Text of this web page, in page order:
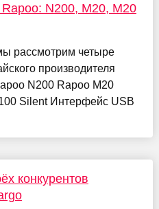
N200, M20, M20
рассмотрим четыре
производителя
N200 Rapoo M20
Silent Интерфейс USB
конкурентов